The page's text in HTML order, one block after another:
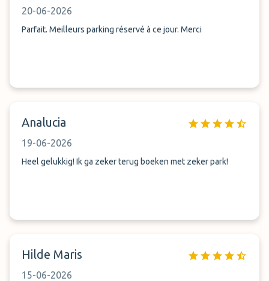
20-06-2026
Parfait. Meilleurs parking réservé à ce jour. Merci
Analucia
19-06-2026
Heel gelukkig! Ik ga zeker terug boeken met zeker park!
Hilde Maris
15-06-2026